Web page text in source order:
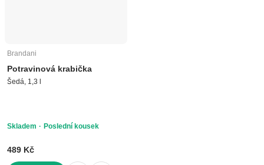
Brandani
Potravinová krabička
Šedá, 1,3 l
Skladem Poslední kousek
489 Kč